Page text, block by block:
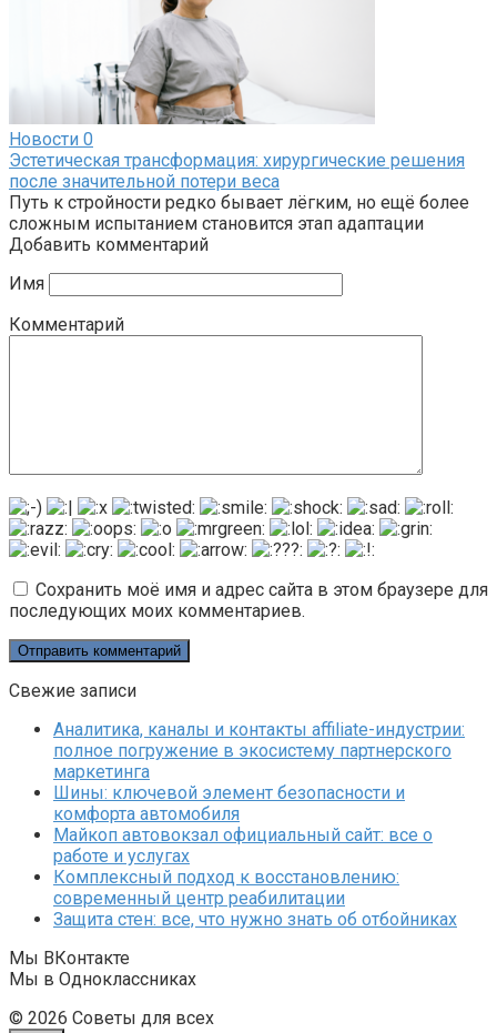
Новости 0
Эстетическая трансформация: хирургические решения
после значительной потери веса
Путь к стройности редко бывает лёгким, но ещё более
сложным испытанием становится этап адаптации
Добавить комментарий
Имя
Комментарий
Сохранить моё имя и адрес сайта в этом браузере для
последующих моих комментариев.
Свежие записи
Аналитика, каналы и контакты affiliate-индустрии:
полное погружение в экосистему партнерского
маркетинга
Шины: ключевой элемент безопасности и
комфорта автомобиля
Майкоп автовокзал официальный сайт: все о
работе и услугах
Комплексный подход к восстановлению:
современный центр реабилитации
Защита стен: все, что нужно знать об отбойниках
Мы ВКонтакте
Мы в Одноклассниках
© 2026 Советы для всех